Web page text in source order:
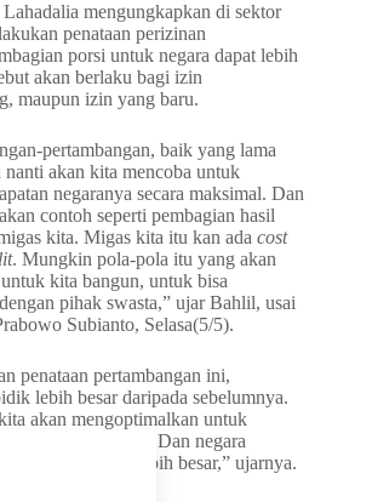
mengungkapkan di sektor
penataan perizinan
porsi untuk negara dapat lebih
akan berlaku bagi izin
maupun izin yang baru.
pertambangan, baik yang lama
akan kita mencoba untuk
negaranya secara maksimal. Dan
contoh seperti pembagian hasil
kita. Migas kita itu kan ada cost
. Mungkin pola-pola itu yang akan
untuk kita bangun, untuk bisa
pihak swasta,” ujar Bahlil, usai
Subianto, Selasa(5/5).
penataan pertambangan ini,
lebih besar daripada sebelumnya.
akan mengoptimalkan untuk
dengan negara. Dan negara
porsi yang lebih besar,” ujarnya.